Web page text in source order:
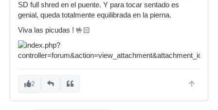
SD full shred en el puente. Y para tocar sentado es
genial, queda totalmente equilibrada en la pierna.
Viva las picudas ! 🤟🏻
2